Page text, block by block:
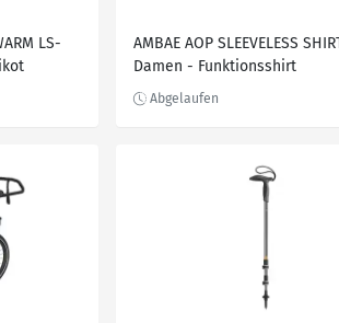
LS-
AMBAE AOP SLEEVELESS
Damen - Funktionsshirt